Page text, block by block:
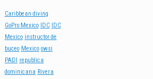
Caribbean diving
GoPro Mexico
IDC
IDC
Mexico instructor de
buceo Mexico owsi
PADI
republica
dominicana Rivera